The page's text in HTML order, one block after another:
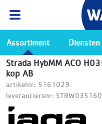
Ga naar de Wasco app
Assortiment Diensten
Strada HybMM ACO
kop AB
artikelnr: 5161029
leveranciersnr: